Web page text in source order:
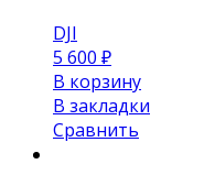
DJI
5 600 ₽
В корзину
В закладки
Сравнить